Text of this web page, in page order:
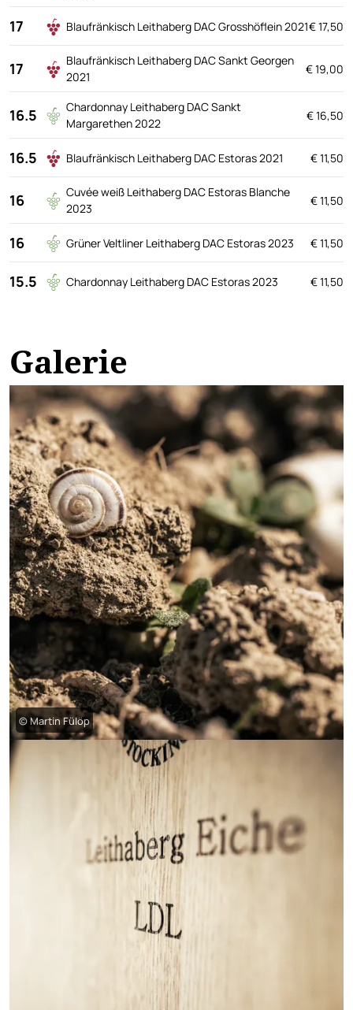
17 Blaufränkisch Leithaberg DAC Grosshöflein 2021€ 17,50
17
Blaufränkisch Leithaberg DAC Sankt Georgen
2021
€ 19,00
16.5
Chardonnay Leithaberg DAC Sankt
Margarethen 2022
€ 16,50
16.5 Blaufränkisch Leithaberg DAC Estoras 2021 € 11,50
16
Cuvée weiß Leithaberg DAC Estoras Blanche
2023
€ 11,50
16 Grüner Veltliner Leithaberg DAC Estoras 2023 € 11,50
15.5 Chardonnay Leithaberg DAC Estoras 2023 € 11,50
Galerie
© Martin Fülöp